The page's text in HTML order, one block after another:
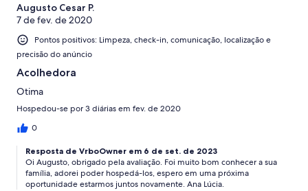
Augusto Cesar P.
7 de fev. de 2020
Pontos positivos: Limpeza, check-in, comunicação, localização e
precisão do anúncio
Acolhedora
Otima
Hospedou-se por 3 diárias em fev. de 2020
0
Resposta de VrboOwner em 6 de set. de 2023
Oi Augusto, obrigado pela avaliação. Foi muito bom conhecer a sua
família, adorei poder hospedá-los, espero em uma próxima
oportunidade estarmos juntos novamente. Ana Lúcia.